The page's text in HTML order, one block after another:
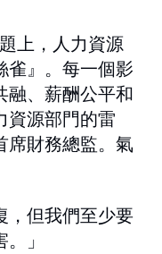
上，人力資源
雀』。每一個影
融、薪酬公平和
資源部門的雷
席財務總監。氣
，但我們至少要
」